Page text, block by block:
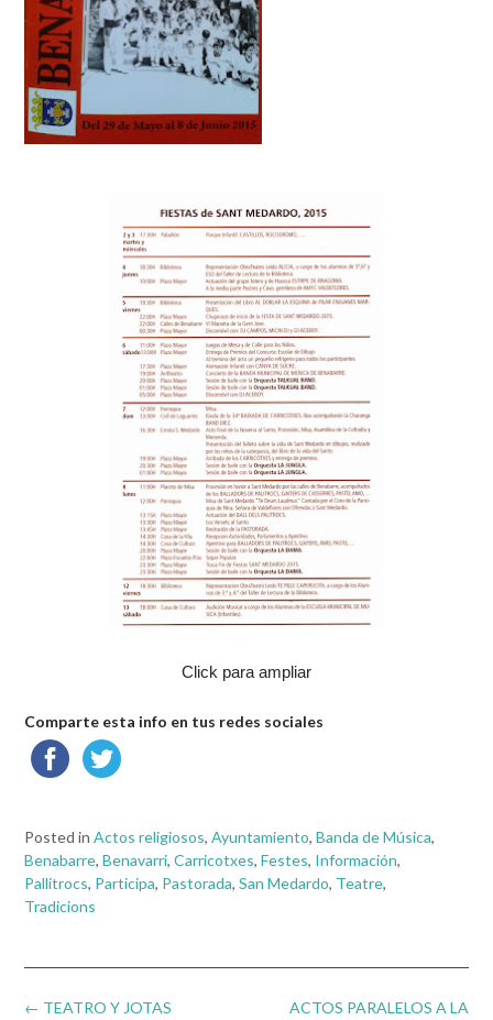
Click para ampliar
Comparte esta info en tus redes sociales
Posted in Actos religiosos, Ayuntamiento, Banda de Música,
Benabarre, Benavarri, Carricotxes, Festes, Información,
Pallitrocs, Participa, Pastorada, San Medardo, Teatre,
Tradicions
Post
ACTOS PARALELOS A LA
← TEATRO Y JOTAS